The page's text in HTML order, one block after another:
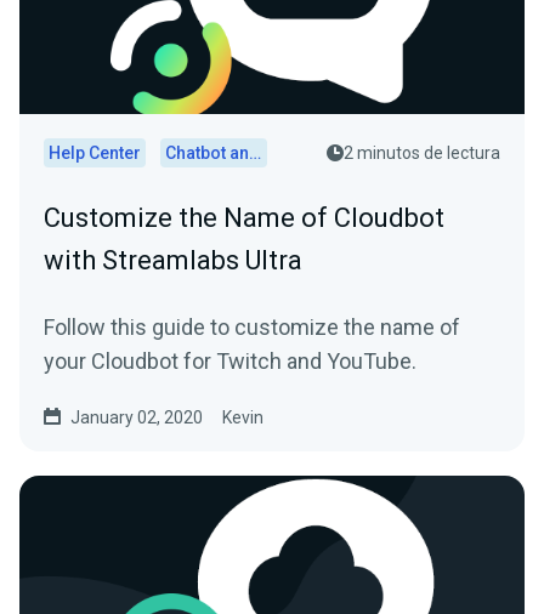
Help Center Chatbot and Cloudbot 2 minutos de lectura
Customize the Name of Cloudbot
with Streamlabs Ultra
Follow this guide to customize the name of
your Cloudbot for Twitch and YouTube.
January 02, 2020 Kevin